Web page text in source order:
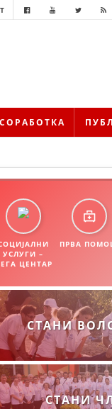
УСЛУГИ –
ЦЕНТАР
ПРВА
СТАНИ
СТАНИ